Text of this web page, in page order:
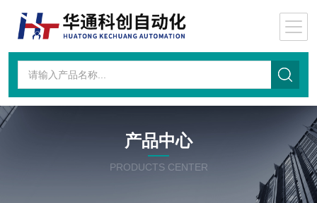
产品中心
PRODUCTS CENTER